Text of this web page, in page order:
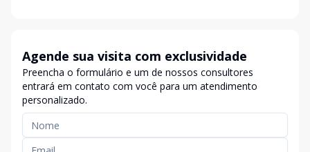
Agende sua visita com exclusividade
Preencha o formulário e um de nossos consultores
entrará em contato com você para um atendimento
personalizado.